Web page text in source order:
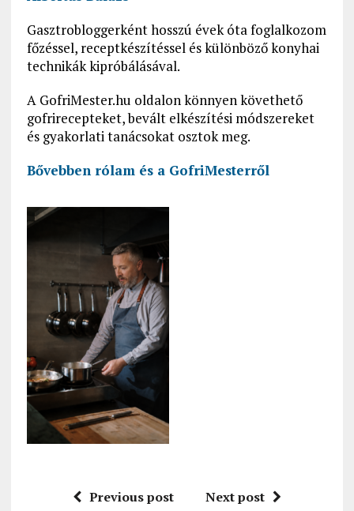
Gasztrobloggerként hosszú évek óta foglalkozom
főzéssel, receptkészítéssel és különböző konyhai
technikák kipróbálásával.
A GofriMester.hu oldalon könnyen követhető
gofrirecepteket, bevált elkészítési módszereket
és gyakorlati tanácsokat osztok meg.
Bővebben rólam és a GofriMesterről
Previous post Next post